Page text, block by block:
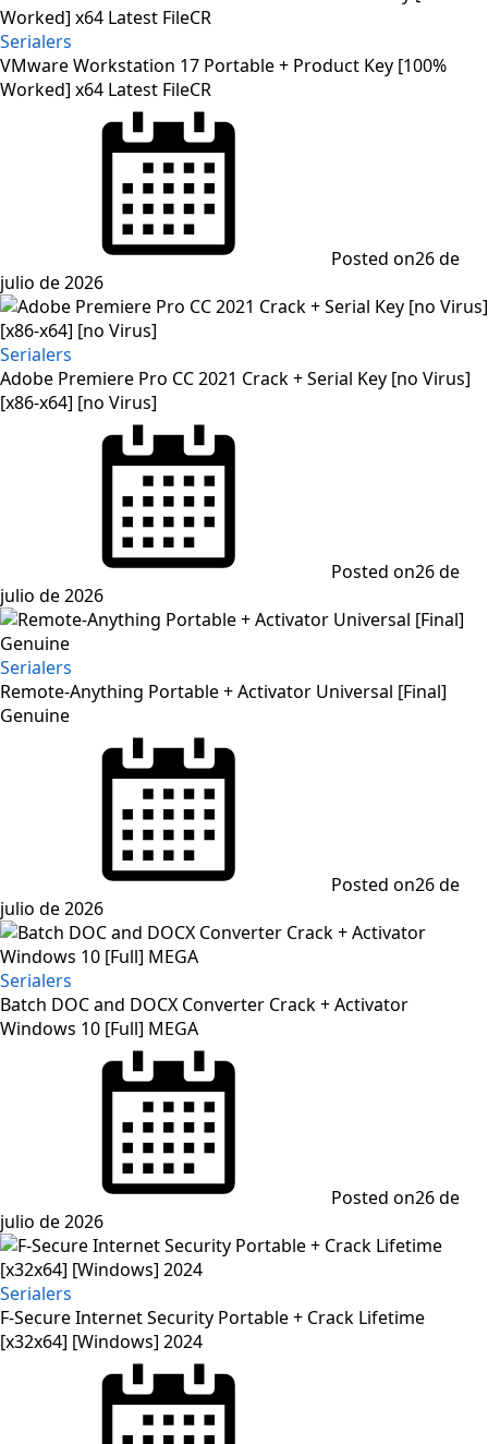
Serialers
VMware Workstation 17 Portable + Product Key [100%
Worked] x64 Latest FileCR
Posted on26 de
julio de 2026
Serialers
Adobe Premiere Pro CC 2021 Crack + Serial Key [no Virus]
[x86-x64] [no Virus]
Posted on26 de
julio de 2026
Serialers
Remote-Anything Portable + Activator Universal [Final]
Genuine
Posted on26 de
julio de 2026
Serialers
Batch DOC and DOCX Converter Crack + Activator
Windows 10 [Full] MEGA
Posted on26 de
julio de 2026
Serialers
F-Secure Internet Security Portable + Crack Lifetime
[x32x64] [Windows] 2024